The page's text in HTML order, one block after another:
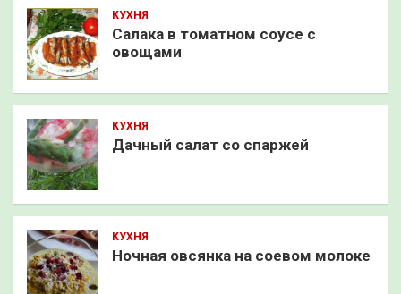
КУХНЯ
Салака в томатном соусе с
овощами
КУХНЯ
Дачный салат со спаржей
КУХНЯ
Ночная овсянка на соевом молоке